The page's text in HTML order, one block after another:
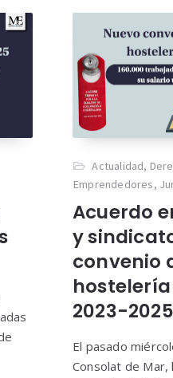
Actualidad,
Emprendedores,
Acuerdo
y
convenio
2023-2025
El pasado
Consolat de Mar,